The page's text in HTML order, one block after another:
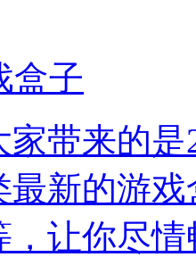
盒子
带来的
最新的游
，让你尽